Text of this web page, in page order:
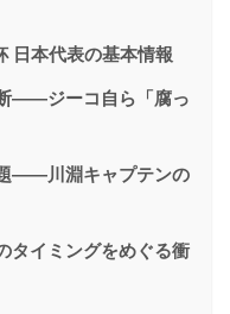
日本代表の基本情報
——ジーコ自ら「腐っ
——川淵キャプテンの
イミングをめぐる衝